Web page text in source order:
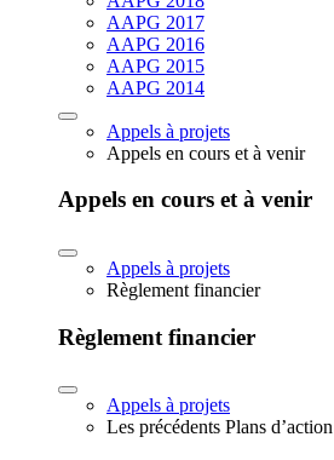
AAPG 2017
AAPG 2016
AAPG 2015
AAPG 2014
Appels à projets
Appels en cours et à venir
Appels en cours et à venir
Appels à projets
Règlement financier
Règlement financier
Appels à projets
Les précédents Plans d’action